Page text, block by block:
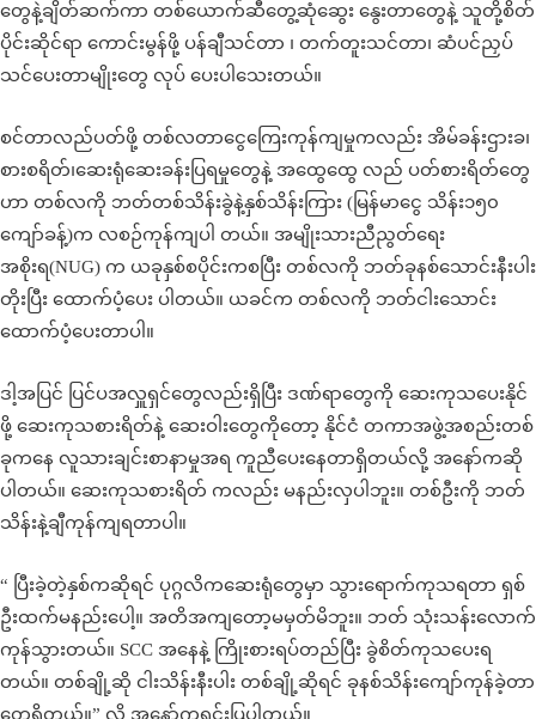
တွေနဲ့ချိတ်ဆက်ကာ တစ်ယောက်ဆီတွေ့ဆုံဆွေး နွေးတာတွေနဲ့ သူတို့စိတ်
ပိုင်းဆိုင်ရာ ကောင်းမွန်ဖို့ ပန်ချီသင်တာ ၊ တက်တူးသင်တာ၊ ဆံပင်ညှပ်
သင်ပေးတာမျိုးတွေ လုပ် ပေးပါသေးတယ်။
စင်တာလည်ပတ်ဖို့ တစ်လတာငွေကြေးကုန်ကျမှုကလည်း အိမ်ခန်းဌားခ၊
စားစရိတ်၊ဆေးရုံဆေးခန်းပြရမှုတွေနဲ့ အထွေထွေ လည် ပတ်စားရိတ်တွေ
ဟာ တစ်လကို ဘတ်တစ်သိန်းခွဲနဲ့နှစ်သိန်းကြား (မြန်မာငွေ သိန်း၁၅၀
ကျော်ခန့်)က လစဉ်ကုန်ကျပါ တယ်။ အမျိုးသားညီညွတ်ရေး
အစိုးရ(NUG) က ယခုနှစ်စပိုင်းကစပြီး တစ်လကို ဘတ်ခုနစ်သောင်းနီးပါး
တိုးပြီး ထောက်ပံ့ပေး ပါတယ်။ ယခင်က တစ်လကို ဘတ်ငါးသောင်း
ထောက်ပံ့ပေးတာပါ။
ဒါ့အပြင် ပြင်ပအလှူရှင်တွေလည်းရှိပြီး ဒဏ်ရာတွေကို ဆေးကုသပေးနိုင်
ဖို့ ဆေးကုသစားရိတ်နဲ့ ဆေးဝါးတွေကိုတော့ နိုင်ငံ တကာအဖွဲ့အစည်းတစ်
ခုကနေ လူသားချင်းစာနာမှုအရ ကူညီပေးနေတာရှိတယ်လို့ အနော်ကဆို
ပါတယ်။ ဆေးကုသစားရိတ် ကလည်း မနည်းလှပါဘူး။ တစ်ဦးကို ဘတ်
သိန်းနဲ့ချီကုန်ကျရတာပါ။
“ ပြီးခဲ့တဲ့နှစ်ကဆိုရင် ပုဂ္ဂလိကဆေးရုံတွေမှာ သွားရောက်ကုသရတာ ရှစ်
ဦးထက်မနည်းပေါ့။ အတိအကျတော့မမှတ်မိဘူး။ ဘတ် သုံးသန်းလောက်
ကုန်သွားတယ်။ SCC အနေနဲ့ ကြိုးစားရပ်တည်ပြီး ခွဲစိတ်ကုသပေးရ
တယ်။ တစ်ချို့ဆို ငါးသိန်းနီးပါး တစ်ချို့ဆိုရင် ခုနစ်သိန်းကျော်ကုန်ခဲ့တာ
တွေရှိတယ်။” လို့ အနော်ကရှင်းပြပါတယ်။